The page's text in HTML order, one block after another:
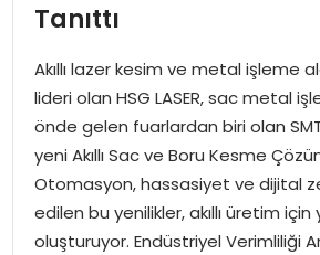
EĞITIM
SPOR
GÜNDEM
MAGAZIN
Tanıttı
Akıllı lazer kesim ve metal işleme
lideri olan HSG LASER, sac metal
önde gelen fuarlardan biri olan
yeni Akıllı Sac ve Boru Kesme
Otomasyon, hassasiyet ve dijital
edilen bu yenilikler, akıllı üretim
oluşturuyor. Endüstriyel Verimliliği